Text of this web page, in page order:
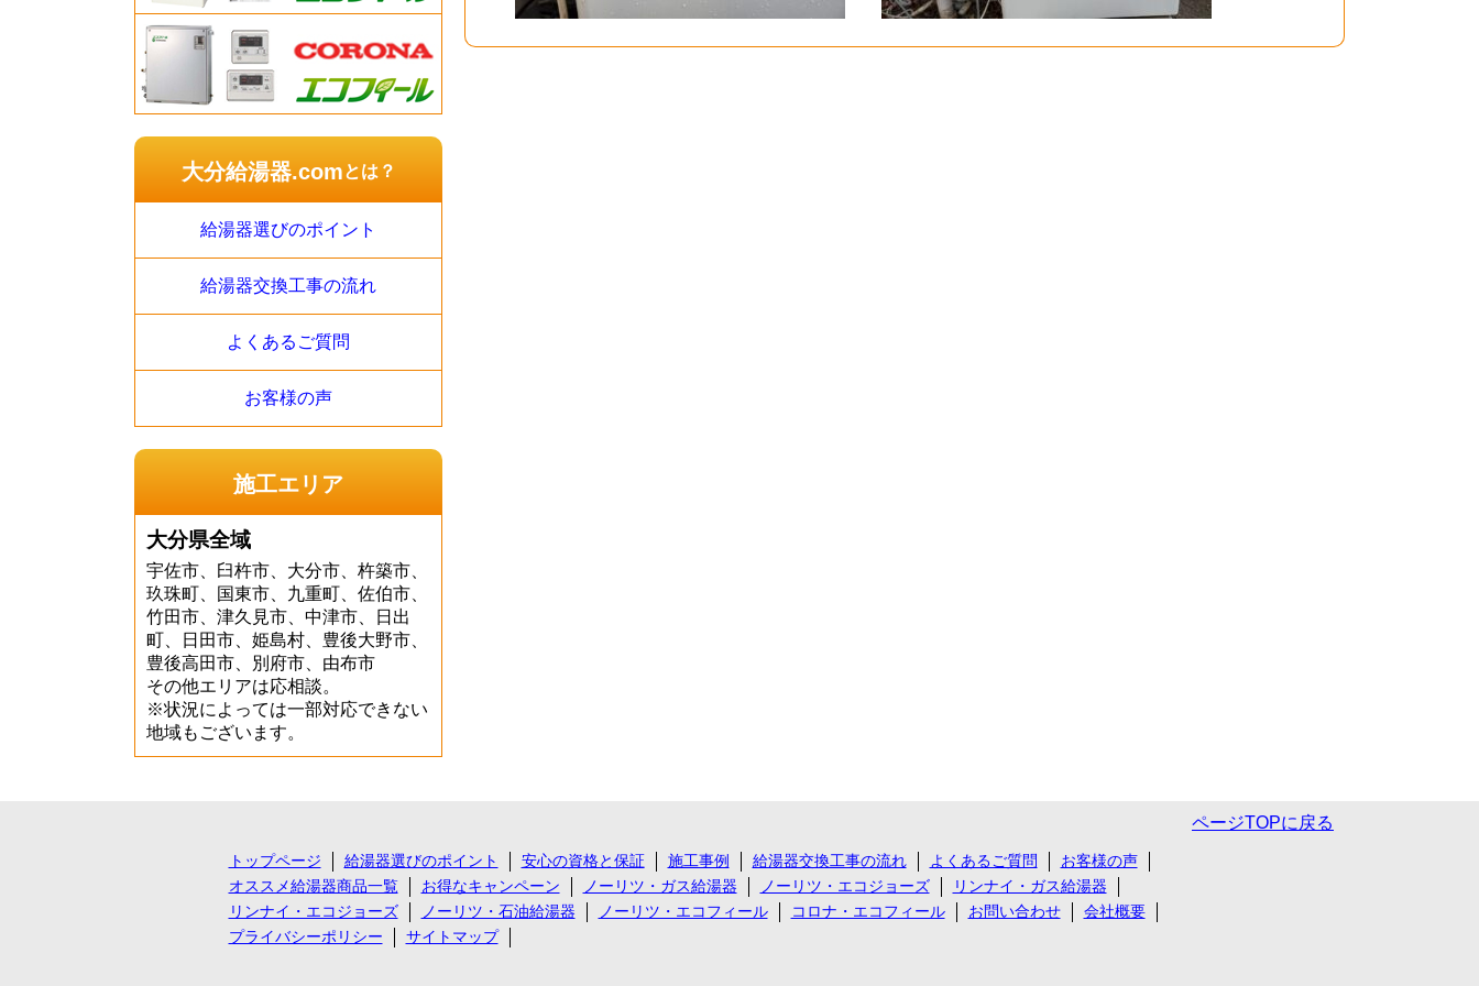
大分給湯器.comとは？
給湯器選びのポイント
給湯器交換工事の流れ
よくあるご質問
お客様の声
施工エリア
大分県全域
宇佐市、臼杵市、大分市、杵築市、
玖珠町、国東市、九重町、佐伯市、
竹田市、津久見市、中津市、日出
町、日田市、姫島村、豊後大野市、
豊後高田市、別府市、由布市
その他エリアは応相談。
※状況によっては一部対応できない
地域もございます。
ページTOPに戻る
トップページ 給湯器選びのポイント 安心の資格と保証 施工事例 給湯器交換工事の流れ よくあるご質問
お客様の声
オススメ給湯器商品一覧
お得なキャンペーン ノーリツ・ガス給湯器 ノーリツ・エコジョーズ
リンナイ・ガス給湯器
リンナイ・エコジョーズ
ノーリツ・石油給湯器 ノーリツ・エコフィール コロナ・エコフィール お問い合わせ
会社概要
プライバシーポリシー
サイトマップ